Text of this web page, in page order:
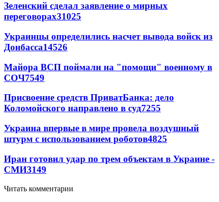
Зеленский сделал заявление о мирных
переговорах31025
Украинцы определились насчет вывода войск из
Донбасса14526
Майора ВСП поймали на "помощи" военному в
СОЧ7549
Присвоение средств ПриватБанка: дело
Коломойского направлено в суд7255
Украина впервые в мире провела воздушный
штурм с использованием роботов4825
Иран готовил удар по трем объектам в Украине -
СМИ3149
Читать комментарии